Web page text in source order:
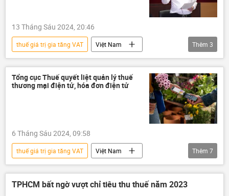
13 Tháng Sáu 2024, 20:46
thuế giá trị gia tăng VAT
Việt Nam
thông tin
Chính phủ Chính sách
Thêm 3
Tổng cục Thuế quyết liệt quản lý thuế
thương mại điện tử, hóa đơn điện tử
6 Tháng Sáu 2024, 09:58
thuế giá trị gia tăng VAT
Việt Nam
thông tin
Bộ Tài Chính VN
Hà Nội
thuế
Tổng cục Thuế
truy thu thuế
Thêm 7
TPHCM bất ngờ vượt chỉ tiêu thu thuế năm 2023